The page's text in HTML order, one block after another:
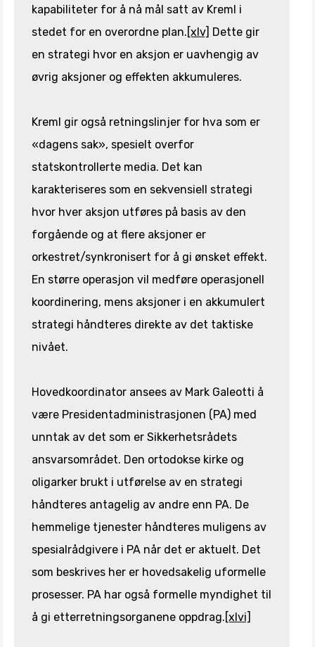
kapabiliteter for å nå mål satt av Kreml i
stedet for en overordne plan.[xlv] Dette gir
en strategi hvor en aksjon er uavhengig av
øvrig aksjoner og effekten akkumuleres.
Kreml gir også retningslinjer for hva som er
«dagens sak», spesielt overfor
statskontrollerte media. Det kan
karakteriseres som en sekvensiell strategi
hvor hver aksjon utføres på basis av den
forgående og at flere aksjoner er
orkestret/synkronisert for å gi ønsket effekt.
En større operasjon vil medføre operasjonell
koordinering, mens aksjoner i en akkumulert
strategi håndteres direkte av det taktiske
nivået.
Hovedkoordinator ansees av Mark Galeotti å
være Presidentadministrasjonen (PA) med
unntak av det som er Sikkerhetsrådets
ansvarsområdet. Den ortodokse kirke og
oligarker brukt i utførelse av en strategi
håndteres antagelig av andre enn PA. De
hemmelige tjenester håndteres muligens av
spesialrådgivere i PA når det er aktuelt. Det
som beskrives her er hovedsakelig uformelle
prosesser. PA har også formelle myndighet til
å gi etterretningsorganene oppdrag.[xlvi]